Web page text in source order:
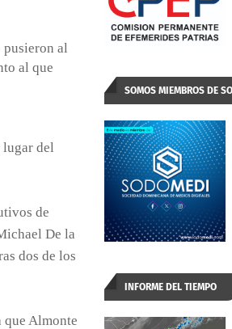
pusieron al
al que
lugar del
de
De la
dos de los
que Almonte
SOMOS MIEMBROS DE
INFORME DEL TIEMPO